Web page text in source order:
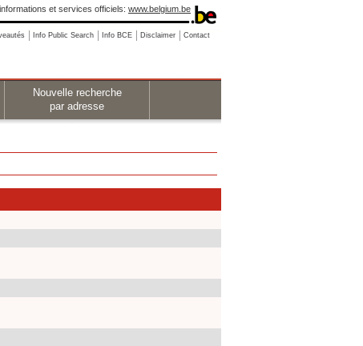
et services officiels: www.belgium.be
Info Public Search Info BCE Disclaimer Contact
Nouvelle recherche
par adresse